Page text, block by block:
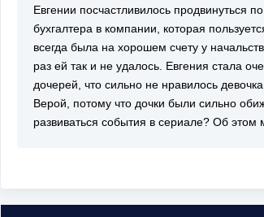
Евгении посчастливилось продвинуться
бухгалтера в компании, которая
всегда была на хорошем счету у
раз ей так и не удалось. Евгения стала
дочерей, что сильно не нравилось
Верой, потому что дочки были сильно
развиваться события в сериале? Об этом